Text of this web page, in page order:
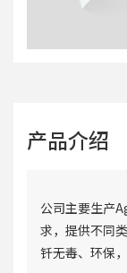
产品介绍
公司主要生产
求，提供不同
钎无毒、环保